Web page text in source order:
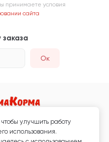
принимаете условия
сайта
Ок
и ветаптека
сайте, не является публичной
улучшить работу
использования.